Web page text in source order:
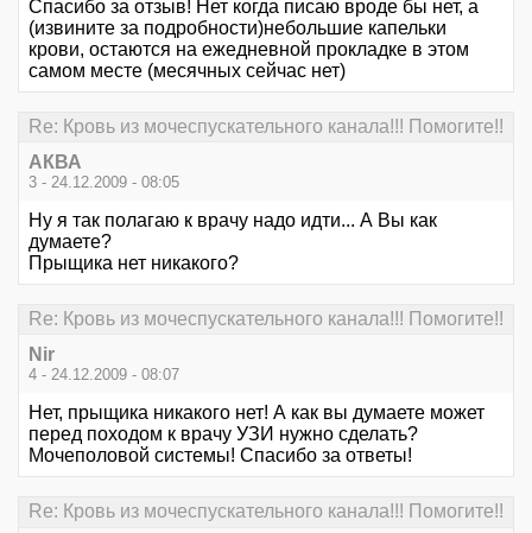
Спасибо за отзыв! Нет когда писаю вроде бы нет, а
(извините за подробности)небольшие капельки
крови, остаются на ежедневной прокладке в этом
самом месте (месячных сейчас нет)
Re: Кровь из мочеспускательного канала!!! Помогите!!
АКВА
3 - 24.12.2009 - 08:05
Ну я так полагаю к врачу надо идти... А Вы как
думаете?
Прыщика нет никакого?
Re: Кровь из мочеспускательного канала!!! Помогите!!
Nir
4 - 24.12.2009 - 08:07
Нет, прыщика никакого нет! А как вы думаете может
перед походом к врачу УЗИ нужно сделать?
Мочеполовой системы! Спасибо за ответы!
Re: Кровь из мочеспускательного канала!!! Помогите!!